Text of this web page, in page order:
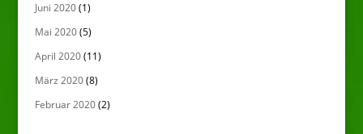
Juni 2020(1)
Mai 2020(5)
April 2020(11)
März 2020(8)
Februar 2020(2)